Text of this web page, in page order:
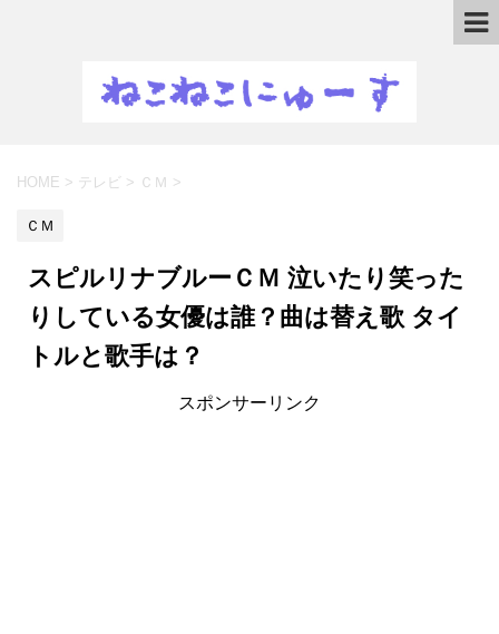
HOME > テレビ > ＣＭ >
ＣＭ
スピルリナブルーＣＭ 泣いたり笑った
りしている女優は誰？曲は替え歌 タイ
トルと歌手は？
スポンサーリンク